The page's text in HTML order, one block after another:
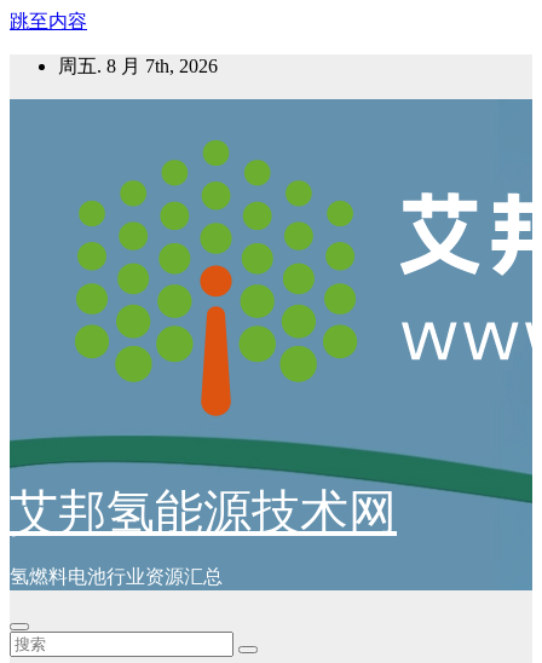
跳至内容
周五. 8 月 7th, 2026
艾邦氢能源技术网
氢燃料电池行业资源汇总